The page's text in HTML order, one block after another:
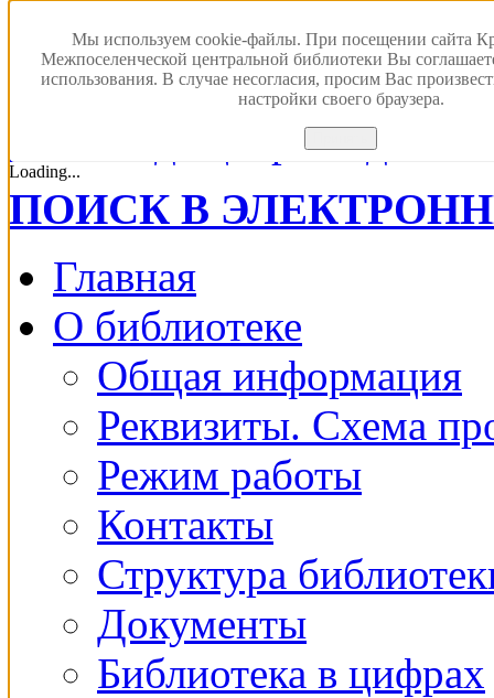
Мы используем cookie-файлы. При посещении сайта
Межпоселенческой центральной библиотеки Вы
использования. В случае несогласия, просим Вас
настройки своего браузера.
Loading...
Версия для
ПОИСК В
Главная
О библиотеке
Общая информация
Реквизиты. Схема
Режим работы
Контакты
Структура
Документы
Библиотека в цифрах